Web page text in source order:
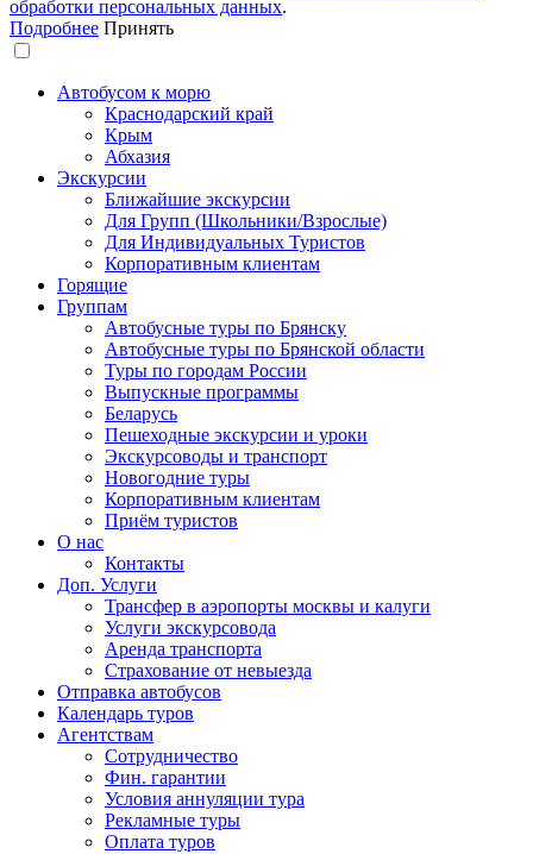
обработки персональных данных.
Подробнее Принять
Автобусом к морю
Краснодарский край
Крым
Абхазия
Экскурсии
Ближайшие экскурсии
Для Групп (Школьники/Взрослые)
Для Индивидуальных Туристов
Корпоративным клиентам
Горящие
Группам
Автобусные туры по Брянску
Автобусные туры по Брянской области
Туры по городам России
Выпускные программы
Беларусь
Пешеходные экскурсии и уроки
Экскурсоводы и транспорт
Новогодние туры
Корпоративным клиентам
Приём туристов
О нас
Контакты
Доп. Услуги
Трансфер в аэропорты москвы и калуги
Услуги экскурсовода
Аренда транспорта
Страхование от невыезда
Отправка автобусов
Календарь туров
Агентствам
Сотрудничество
Фин. гарантии
Условия аннуляции тура
Рекламные туры
Оплата туров